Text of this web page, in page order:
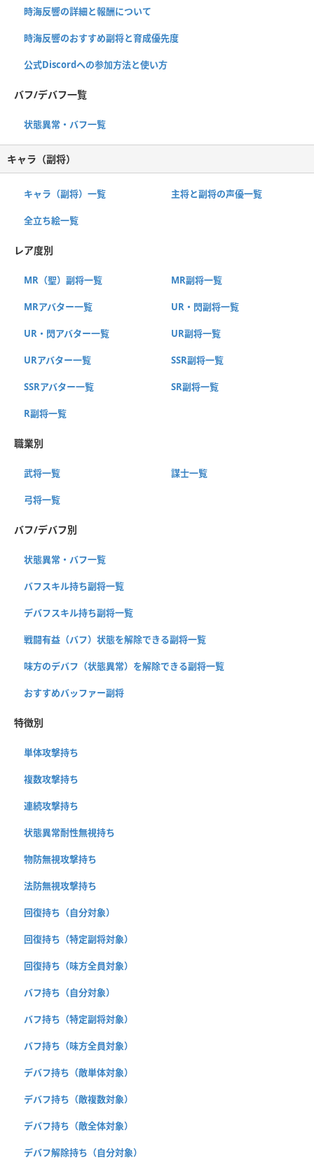
時海反響の詳細と報酬について
時海反響のおすすめ副将と育成優先度
公式Discordへの参加方法と使い方
バフ/デバフ一覧
状態異常・バフ一覧
キャラ（副将）
キャラ（副将）一覧 主将と副将の声優一覧
全立ち絵一覧
レア度別
MR（聖）副将一覧 MR副将一覧
MRアバター一覧 UR・閃副将一覧
UR・閃アバター一覧 UR副将一覧
URアバター一覧 SSR副将一覧
SSRアバター一覧 SR副将一覧
R副将一覧
職業別
武将一覧 謀士一覧
弓将一覧
バフ/デバフ別
状態異常・バフ一覧
バフスキル持ち副将一覧
デバフスキル持ち副将一覧
戦闘有益（バフ）状態を解除できる副将一覧
味方のデバフ（状態異常）を解除できる副将一覧
おすすめバッファー副将
特徴別
単体攻撃持ち
複数攻撃持ち
連続攻撃持ち
状態異常耐性無視持ち
物防無視攻撃持ち
法防無視攻撃持ち
回復持ち（自分対象）
回復持ち（特定副将対象）
回復持ち（味方全員対象）
バフ持ち（自分対象）
バフ持ち（特定副将対象）
バフ持ち（味方全員対象）
デバフ持ち（敵単体対象）
デバフ持ち（敵複数対象）
デバフ持ち（敵全体対象）
デバフ解除持ち（自分対象）